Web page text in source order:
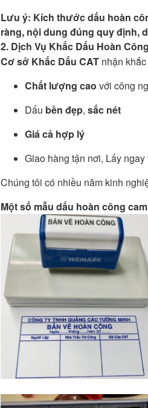
Lưu ý: Kích thước dấu hoàn
ràng, nội dung đúng quy định,
2. Dịch Vụ Khắc Dấu Hoàn
Cơ sở Khắc Dấu CATnhận khắc
Chất lượng cao với công
Dấu bền đẹp, sắc nét
Giá cả hợp lý
Giao hàng tận nơi, Lấy ngay
Chúng tôi có nhiều năm kinh
Một số mẫu dấu hoàn công